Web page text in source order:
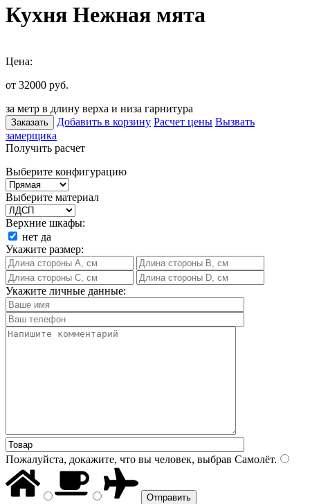
Кухня Нежная мята
Цена:
от 32000 руб.
за метр в длину верха и низа гарнитура
Заказать Добавить в корзину Расчет цены Вызвать
замерщика
Получить расчет
Выберите конфигурацию
Выберите материал
Верхние шкафы:
нет да
Укажите размер:
Укажите личные данные:
Пожалуйста, докажите, что вы человек, выбрав Самолёт.